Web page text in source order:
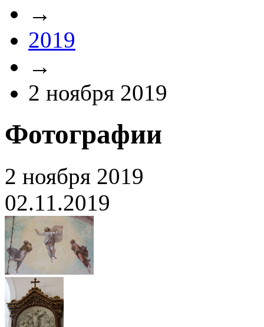
→
2019
→
2 ноября 2019
Фотографии
2 ноября 2019
02.11.2019